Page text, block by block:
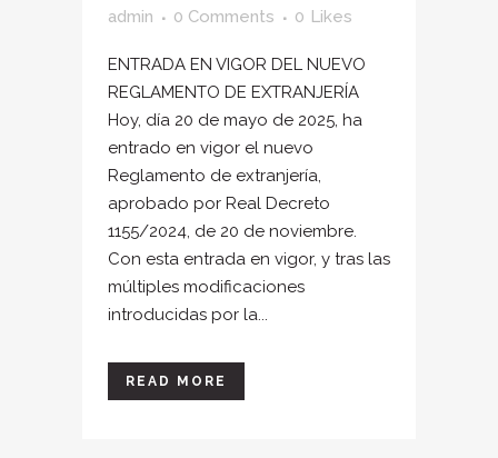
admin
0 Comments 0 Likes
ENTRADA EN VIGOR DEL NUEVO
REGLAMENTO DE EXTRANJERÍA
Hoy, día 20 de mayo de 2025, ha
entrado en vigor el nuevo
Reglamento de extranjería,
aprobado por Real Decreto
1155/2024, de 20 de noviembre.
Con esta entrada en vigor, y tras las
múltiples modificaciones
introducidas por la...
READ MORE